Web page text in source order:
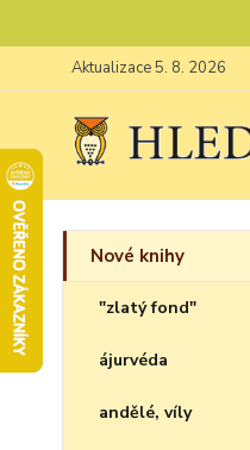
Aktualizace 5. 8. 2026
Nové knihy
"zlatý fond"
ájurvéda
andělé, víly